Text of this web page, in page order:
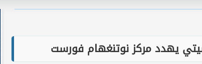
يهدد مركز نوتنغهام فورست